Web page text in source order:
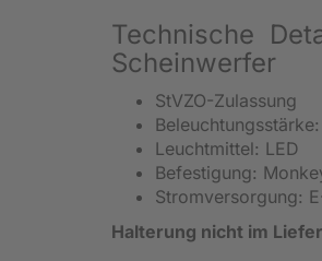
Technische
Scheinwerfer
StVZO-Zulassung
Leuchtmittel: LED
Befestigung:
Stromversorgung:
Halterung nicht im